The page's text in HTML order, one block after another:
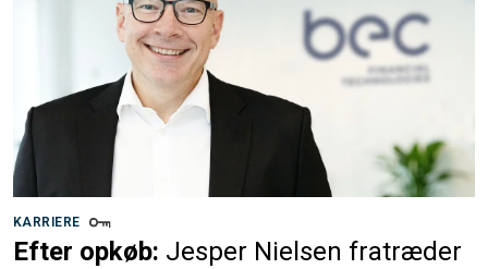
KARRIERE
Efter opkøb: Jesper Nielsen fratræder